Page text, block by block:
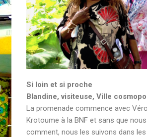
Si loin et si proche
Blandine, visiteuse, Ville
La promenade commence avec
Krotoume à la BNF et sans que
comment, nous les suivons dans